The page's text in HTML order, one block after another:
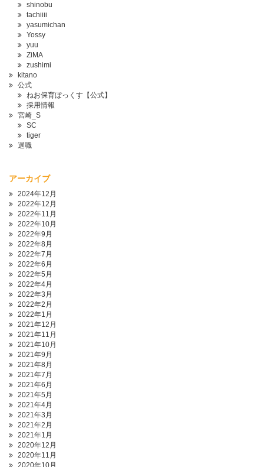
shinobu
tachiiii
yasumichan
Yossy
yuu
ZiMA
zushimi
kitano
公式
ねお保育ぼっくす【公式】
採用情報
宮崎_S
SC
tiger
退職
アーカイブ
2024年12月
2022年12月
2022年11月
2022年10月
2022年9月
2022年8月
2022年7月
2022年6月
2022年5月
2022年4月
2022年3月
2022年2月
2022年1月
2021年12月
2021年11月
2021年10月
2021年9月
2021年8月
2021年7月
2021年6月
2021年5月
2021年4月
2021年3月
2021年2月
2021年1月
2020年12月
2020年11月
2020年10月